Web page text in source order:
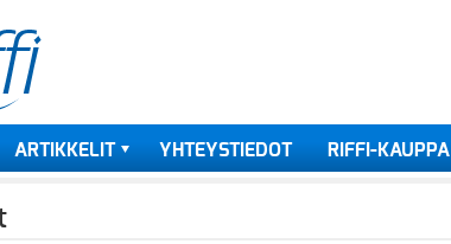
ARTIKKELIT YHTEYSTIEDOT RIFFI-KAUPPA